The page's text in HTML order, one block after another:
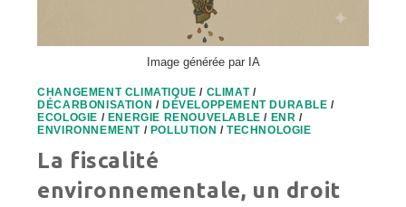
Image générée par IA
CHANGEMENT CLIMATIQUE / CLIMAT/
DÉCARBONISATION / DÉVELOPPEMENT DURABLE /
ECOLOGIE / ENERGIE RENOUVELABLE / ENR /
ENVIRONNEMENT / POLLUTION /TECHNOLOGIE
La fiscalité
environnementale, un droit